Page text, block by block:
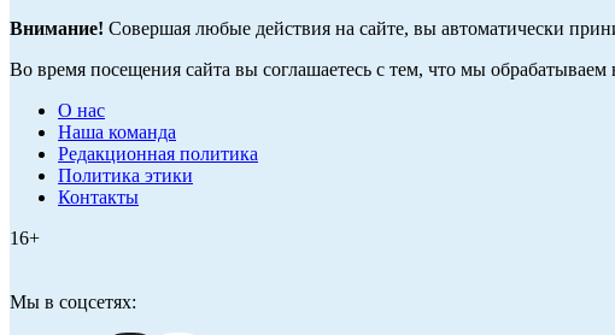
Внимание! Совершая любые действия на сайте, вы автоматически
Во время посещения сайта вы соглашаетесь с тем, что мы
О нас
Наша команда
Редакционная политика
Политика этики
Контакты
16+
Мы в соцсетях: